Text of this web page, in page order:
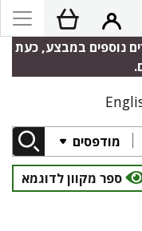
נוספים במבצע, כעת
מודפסים
ספר מקוון לדוגמא